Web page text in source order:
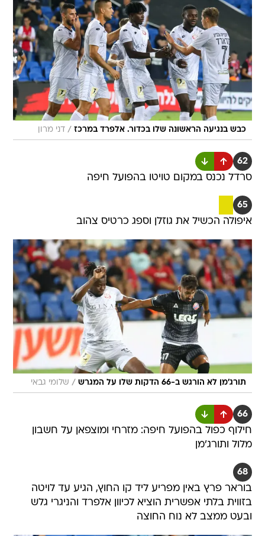
כבש בנגיעה הראשונה שלו בכדור. אלפרד במרכז / דני מרון
62
סרדל נכנס במקום טויטו בהפועל חיפה
65
איפולה הכשיל את גוזלן וספג כרטיס צהוב
תורג'מן לא הורגש ב-66 הדקות שלו על המגרש / שלומי גבאי
66
חילוף כפול בהפועל חיפה: מזרחי ומוצפאן על חשבון
מלול ותורג'מן
68
בוראר פרץ באין מפריע ליד קו החוץ, הגיע עד לויטה
בזווית בלתי אפשרית הוציא לכיוון אלפרד והניגרי גלש
ובעט ממצב לא נוח החוצה